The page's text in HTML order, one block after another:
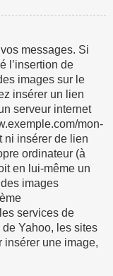
messages. Si
l’insertion de
images sur le
insérer un lien
serveur internet
mon-
ni insérer de lien
ordinateur (à
en lui-même un
images
services de
Yahoo, les sites
insérer une image,